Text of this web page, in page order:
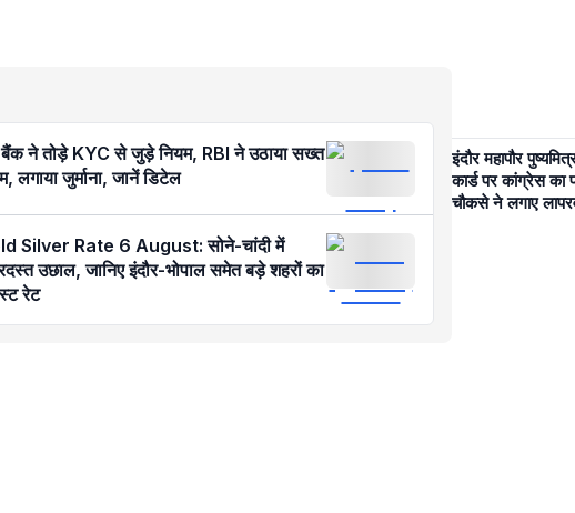
ने तोड़े KYC से जुड़े नियम, RBI ने उठाया सख्त
लगाया जुर्माना, जानें डिटेल
Silver Rate 6 August: सोने-चांदी में
उछाल, जानिए इंदौर-भोपाल समेत बड़े शहरों का
रेट
इंदौर महापौर
कार्ड पर कांग्रेस का
चौकसे ने लगाए